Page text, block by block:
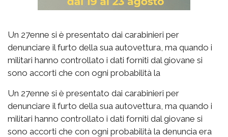
Un 27enne si è presentato dai carabinieri per
denunciare il furto della sua autovettura, ma quando i
militari hanno controllato i dati forniti dal giovane si
sono accorti che con ogni probabilità la
Un 27enne si è presentato dai carabinieri per
denunciare il furto della sua autovettura, ma quando i
militari hanno controllato i dati forniti dal giovane si
sono accorti che con ogni probabilità la denuncia era